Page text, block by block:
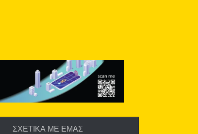
ΣΧΕΤΙΚΑ ΜΕ ΕΜΑΣ